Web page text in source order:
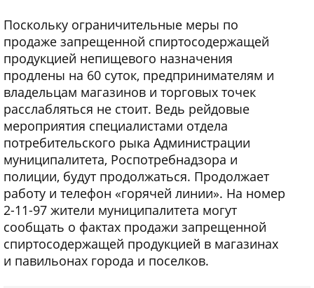
Поскольку ограничительные меры по
продаже запрещенной спиртосодержащей
продукцией непищевого назначения
продлены на 60 суток, предпринимателям и
владельцам магазинов и торговых точек
расслабляться не стоит. Ведь рейдовые
мероприятия специалистами отдела
потребительского рыка Администрации
муниципалитета, Роспотребнадзора и
полиции, будут продолжаться. Продолжает
работу и телефон «горячей линии». На номер
2-11-97 жители муниципалитета могут
сообщать о фактах продажи запрещенной
спиртосодержащей продукцией в магазинах
и павильонах города и поселков.